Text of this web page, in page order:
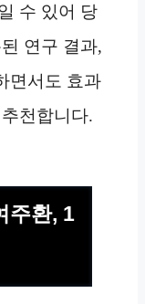
수 있어 당
연구 결과,
면서도 효과
천합니다.
주환, 1